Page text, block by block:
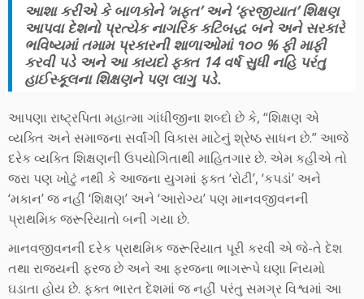
આશા કરીએ કે બાળકોને ‘મફત’ અને ‘ફરજીયાત’ શિક્ષણ
આપવા દેશનો પ્રત્યેક નાગરિક કટિબદ્ધ બને અને સરકારે
ભવિષ્યમાં તમામ પ્રકારની શાળાઓમાં ૧૦૦ % ફી માફી
કરવી પડે અને આ કાયદો ફક્ત 14 વર્ષ સુધી નહિ પરંતુ
હાઈસ્કૂલના શિક્ષણને પણ લાગુ પડે.
આપણા રાષ્ટ્રપિતા મહાત્મા ગાંધીજીના શબ્દો છે કે, “શિક્ષણ એ
વ્યક્તિ અને સમાજના સર્વાંગી વિકાસ માટેનું શ્રેષ્ઠ સાધન છે.” આજે
દરેક વ્યક્તિ શિક્ષણની ઉપયોગિતાથી માહિતગાર છે. એમ કહીએ તો
જરા પણ ખોટું નથી કે આજના યુગમાં ફક્ત ‘રોટી’, ‘કપડાં’ અને
‘મકાન’ જ નહીં ‘શિક્ષણ’ અને ‘આરોગ્ય’ પણ માનવજીવનની
પ્રાથમિક જરૂરિયાતો બની ગયા છે.
માનવજીવનની દરેક પ્રાથમિક જરૂરિયાત પૂરી કરવી એ જે-તે દેશ
તથા રાજ્યની ફરજ છે અને આ ફરજના ભાગરૂપે ઘણા નિયમો
ઘડાતા હોય છે. ફક્ત ભારત દેશમાં જ નહીં પરંતુ સમગ્ર વિશ્વમાં આ